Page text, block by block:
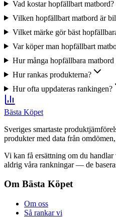
Vad kostar hopfällbart matbord?
Vilken hopfällbart matbord är
Vilket märke gör bäst
Var köper man hopfällbart
Hur många hopfällbara matbord
Hur rankas produkterna?
Hur ofta uppdateras rankingen?
Bästa Köpet
Sveriges smartaste
produkter med data från
Vi kan få ersättning om du
aldrig våra rankningar — de
Om Bästa Köpet
Om oss
Så rankar vi